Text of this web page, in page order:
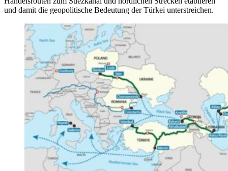
und damit die geopolitische Bedeutung der Türkei unterstreichen.